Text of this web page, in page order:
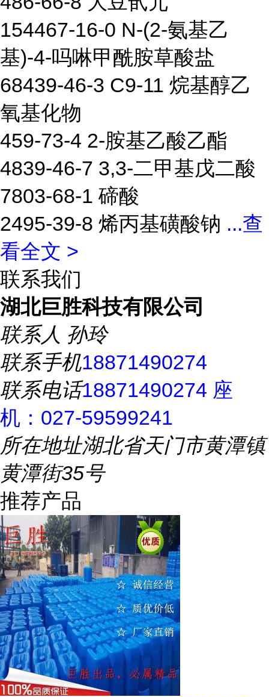
154467-16-0 N-(2-氨基乙
基)-4-吗啉甲酰胺草酸盐
68439-46-3 C9-11 烷基醇乙
氧基化物
459-73-4 2-胺基乙酸乙酯
4839-46-7 3,3-二甲基戊二酸
7803-68-1 碲酸
2495-39-8 烯丙基磺酸钠 ...查
看全文 >
联系我们
湖北巨胜科技有限公司
联系人 孙玲
联系手机18871490274
联系电话18871490274 座
机：027-59599241
所在地址湖北省天门市黄潭镇
黄潭街35号
推荐产品